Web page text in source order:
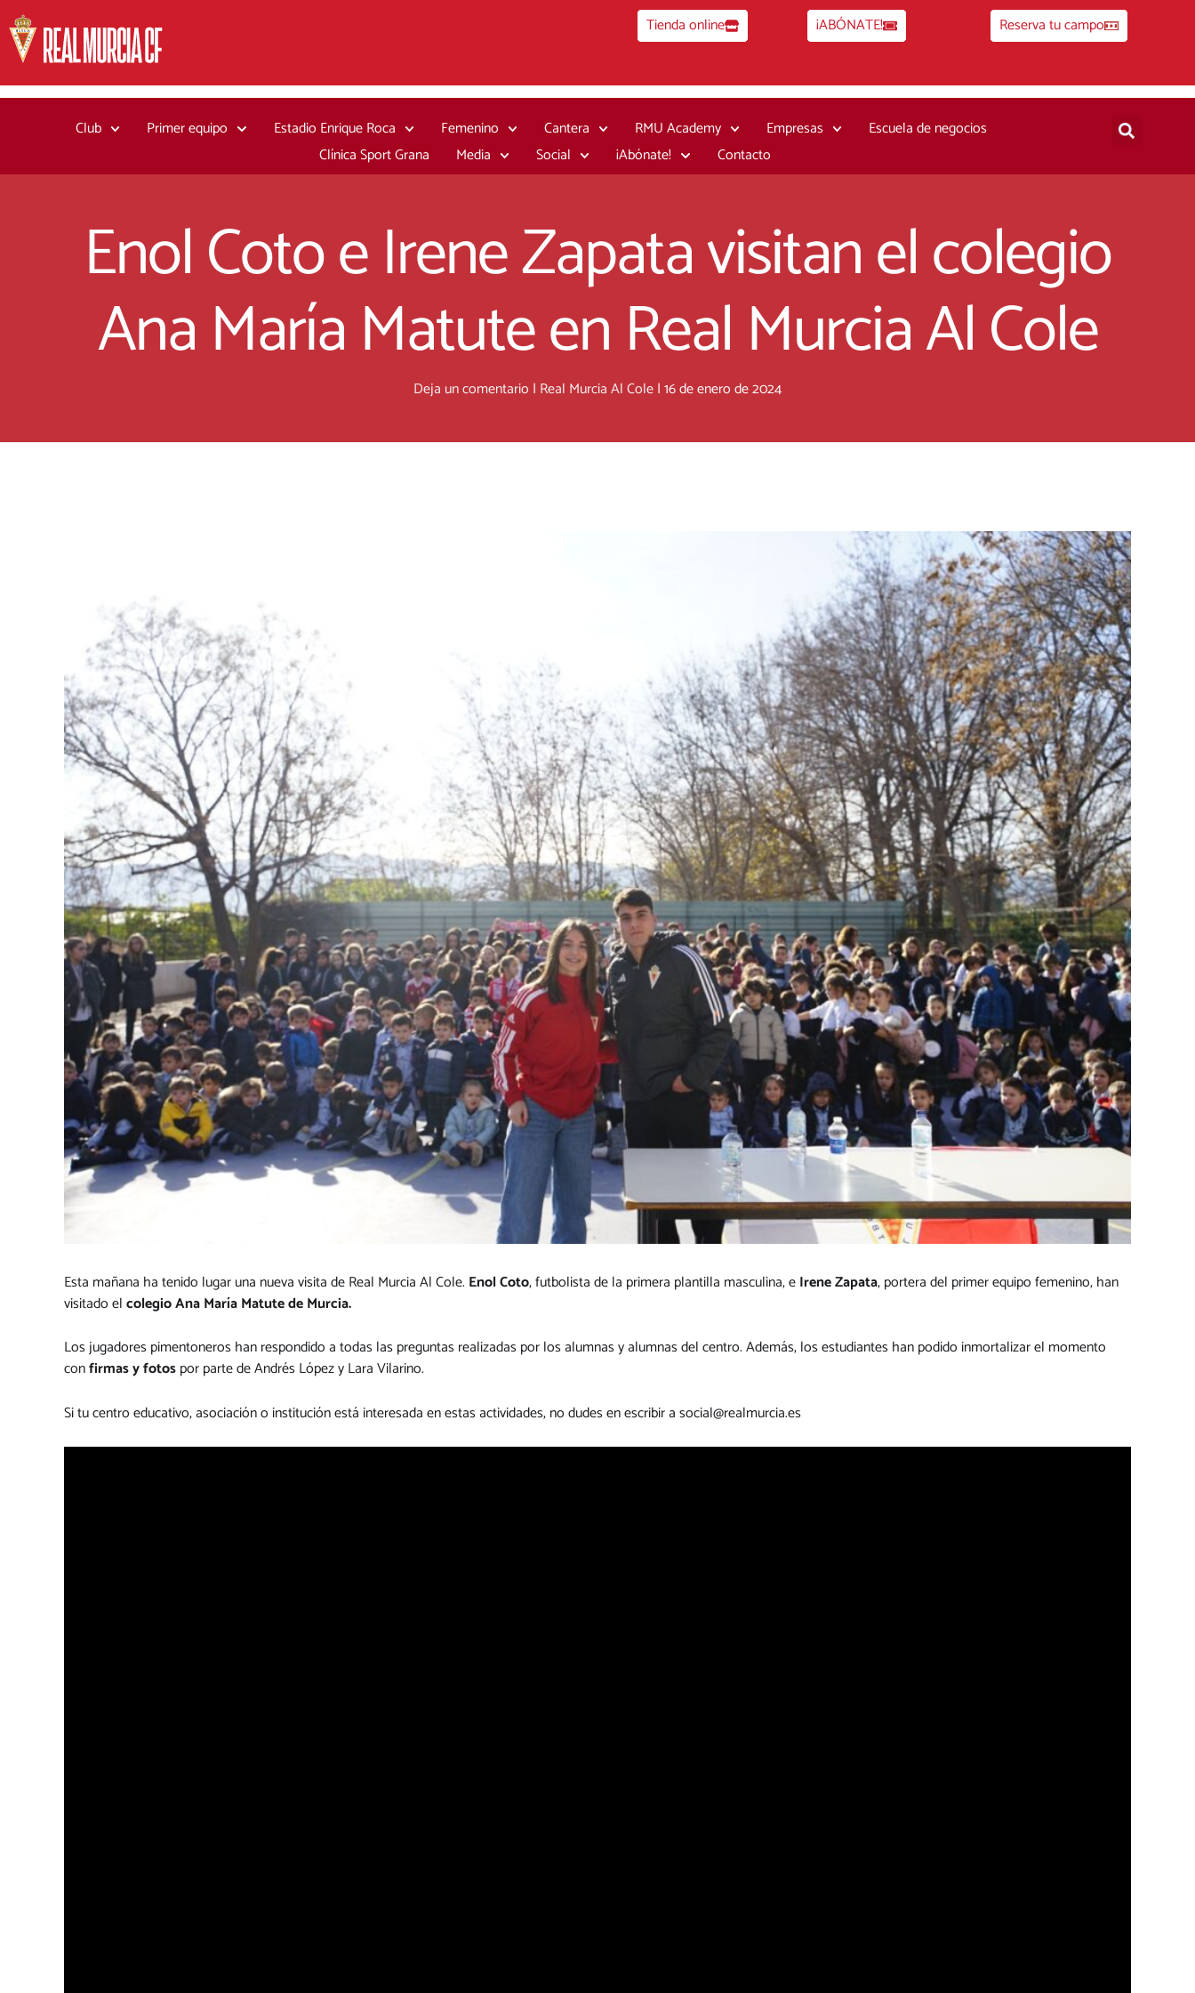
al
contenido
Tienda online ¡ABÓNATE! Reserva tu campo
Club Primer equipo Estadio Enrique Roca Femenino Cantera RMU Academy Empresas
Escuela de negocios
Clínica Sport Grana
Media Social ¡Abónate! Contacto
Enol Coto e Irene Zapata visitan el colegio
Ana María Matute en Real Murcia Al Cole
Deja un comentario | Real Murcia Al Cole|16 de enero de 2024
Esta mañana ha tenido lugar una nueva visita de Real Murcia Al Cole. Enol Coto, futbolista de la primera plantilla masculina, eIrene Zapata, portera del primer equipo femenino, han
visitado elcolegio Ana María Matute de Murcia.
Los jugadores pimentoneros han respondido a todas las preguntas realizadas por los alumnas y alumnas del centro. Además, los estudiantes han podido inmortalizar el momento
confirmas y fotospor parte de Andrés López y Lara Vilarino.
Si tu centro educativo, asociación o institución está interesada en estas actividades, no dudes en escribir asocial@realmurcia.es